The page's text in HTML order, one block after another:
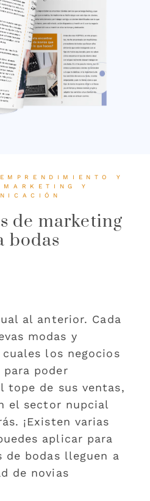
EMPRENDIMIENTO Y
MARKETING Y
de marketing
bodas
al anterior. Cada
modas y
los negocios
para poder
tope de sus ventas,
el sector nupcial
¡Existen varias
aplicar para
de bodas lleguen a
de novias